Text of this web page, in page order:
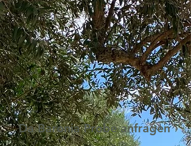
Da Baronia Probe anfragen